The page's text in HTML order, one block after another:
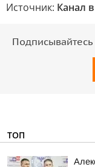
Источник: Канал
ТОП